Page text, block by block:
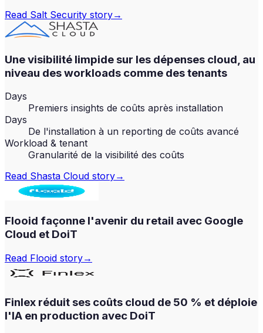
Read Salt Security story→
Une visibilité limpide sur les dépenses cloud, au
niveau des workloads comme des tenants
Days
Premiers insights de coûts après installation
Days
De l'installation à un reporting de coûts avancé
Workload & tenant
Granularité de la visibilité des coûts
Read Shasta Cloud story→
Flooid façonne l'avenir du retail avec Google
Cloud et DoiT
Read Flooid story→
Finlex réduit ses coûts cloud de 50 % et déploie
l'IA en production avec DoiT